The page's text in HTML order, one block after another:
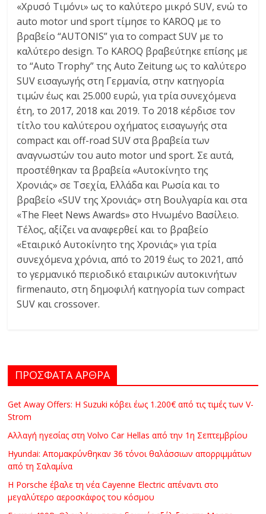
«Χρυσό Τιμόνι» ως το καλύτερο μικρό SUV, ενώ το
auto motor und sport τίμησε το KAROQ με το
βραβείο “AUTONIS” για το compact SUV με το
καλύτερο design. Το KAROQ βραβεύτηκε επίσης με
το “Auto Trophy” της Auto Zeitung ως το καλύτερο
SUV εισαγωγής στη Γερμανία, στην κατηγορία
τιμών έως και 25.000 ευρώ, για τρία συνεχόμενα
έτη, το 2017, 2018 και 2019. Το 2018 κέρδισε τον
τίτλο του καλύτερου οχήματος εισαγωγής στα
compact και off-road SUV στα βραβεία των
αναγνωστών του auto motor und sport. Σε αυτά,
προστέθηκαν τα βραβεία «Αυτοκίνητο της
Χρονιάς» σε Τσεχία, Ελλάδα και Ρωσία και το
βραβείο «SUV της Χρονιάς» στη Βουλγαρία και στα
«The Fleet News Awards» στο Ηνωμένο Βασίλειο.
Τέλος, αξίζει να αναφερθεί και το βραβείο
«Εταιρικό Αυτοκίνητο της Χρονιάς» για τρία
συνεχόμενα χρόνια, από το 2019 έως το 2021, από
το γερμανικό περιοδικό εταιρικών αυτοκινήτων
firmenauto, στη δημοφιλή κατηγορία των compact
SUV και crossover.
ΠΡΟΣΦΑΤΑ ΑΡΘΡΑ
Get Away Offers: Η Suzuki κόβει έως 1.200€ από τις τιμές των V-
Strom
Αλλαγή ηγεσίας στη Volvo Car Hellas από την 1η Σεπτεμβρίου
Hyundai: Απομακρύνθηκαν 36 τόνοι θαλάσσιων απορριμμάτων
από τη Σαλαμίνα
Η Porsche έβαλε τη νέα Cayenne Electric απέναντι στο
μεγαλύτερο αεροσκάφος του κόσμου